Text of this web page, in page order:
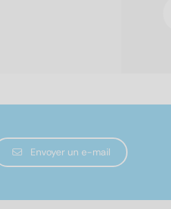
Envoyer un e-mail